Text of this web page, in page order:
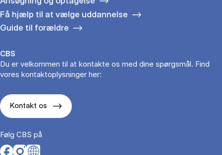
Få hjælp til at vælge uddannelse
Guide til forældre
CBS
Du er velkommen til at kontakte os med dine spørgsmål. Find
vores kontaktoplysninger her:
Kontakt os
Følg CBS på
Opens in a new tab
Opens in a new tab
Opens in a new tab